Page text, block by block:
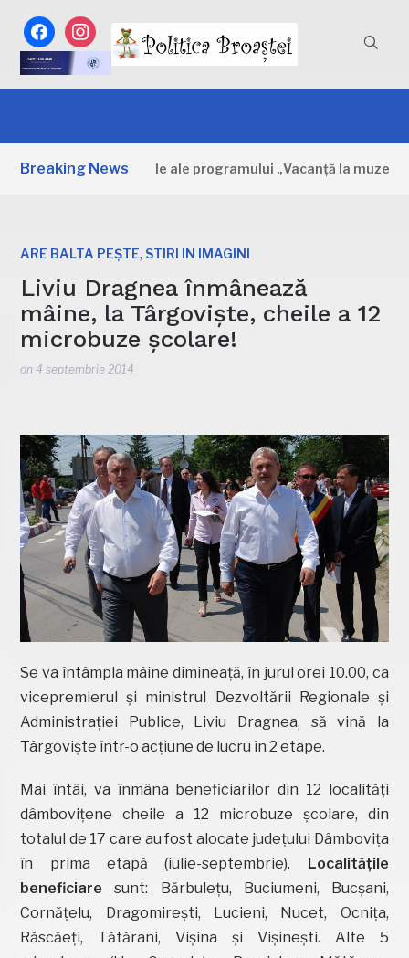
facebookinstagram
Breaking News
Primele zile ale programului „Vacanță la muzeu”
ARE BALTA PEȘTE, STIRI IN IMAGINI
Liviu Dragnea înmânează
mâine, la Târgoviște, cheile a 12
microbuze școlare!
on4 septembrie 2014
Se va întâmpla mâine dimineață, în jurul orei 10.00, ca
vicepremierul și ministrul Dezvoltării Regionale și
Administrației Publice, Liviu Dragnea, să vină la
Târgoviște într-o acțiune de lucru în 2 etape.
Mai întâi, va înmâna beneficiarilor din 12 localități
dâmbovițene cheile a 12 microbuze școlare, din
totalul de 17 care au fost alocate județului Dâmbovița
în prima etapă (iulie-septembrie). Localitățile
beneficiare sunt: Bărbulețu, Buciumeni, Bucșani,
Cornățelu, Dragomirești, Lucieni, Nucet, Ocnița,
Răscăeți, Tătărani, Vișina și Vișinești. Alte 5